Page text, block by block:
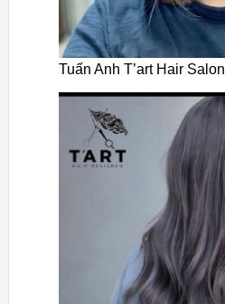
Tuấn Anh T’art Hair Salon